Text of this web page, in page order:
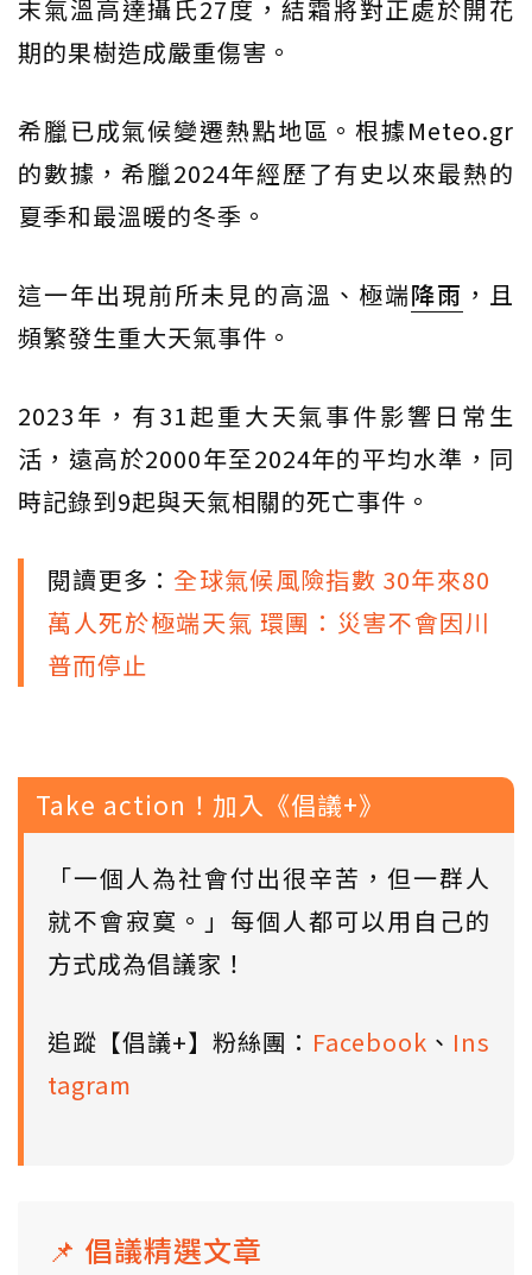
末氣溫高達攝氏27度，結霜將對正處於開花
期的果樹造成嚴重傷害。
希臘已成氣候變遷熱點地區。根據Meteo.gr
的數據，希臘2024年經歷了有史以來最熱的
夏季和最溫暖的冬季。
這一年出現前所未見的高溫、極端降雨 ，且
頻繁發生重大天氣事件。
2023年，有31起重大天氣事件影響日常生
活，遠高於2000年至2024年的平均水準，同
時記錄到9起與天氣相關的死亡事件。
閱讀更多： 全球氣候風險指數 30年來80
萬人死於極端天氣 環團：災害不會因川
普而停止
Take action！加入《倡議+》
「一個人為社會付出很辛苦，但一群人
就不會寂寞。」每個人都可以用自己的
方式成為倡議家！
追蹤【倡議+】粉絲團： Facebook 、 Ins
tagram
📌 倡議精選文章